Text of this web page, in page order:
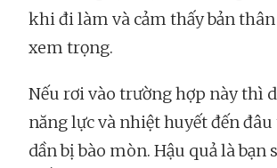
khi đi làm và cảm thấy bản
xem trọng.
Nếu rơi vào trường hợp này thì
năng lực và nhiệt huyết đến
dần bị bào mòn. Hậu quả là bạn